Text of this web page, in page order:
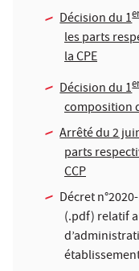
Décision du 1
les parts
la CPE
Décision du 1
composition
Arrêté du 2
parts
CCP
Décret
(.pdf) relatif